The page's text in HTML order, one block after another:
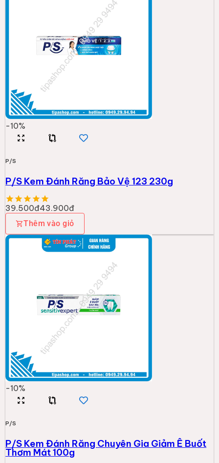
-10%
P/S
P/S Kem Đánh Răng Bảo Vệ 123 230g
39.500đ43.900đ
Thêm vào giỏ
-10%
P/S
P/S Kem Đánh Răng Chuyên Gia Giảm Ê Buốt
Thơm Mát 100g